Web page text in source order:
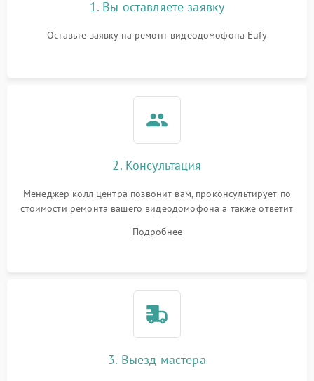
1. Вы оставляете заявку
Оставьте заявку на ремонт видеодомофона Eufy
2. Консультация
Менеджер колл центра позвонит вам, проконсультирует по
стоимости ремонта вашего видеодомофона а также ответит
Подробнее
3. Выезд мастера